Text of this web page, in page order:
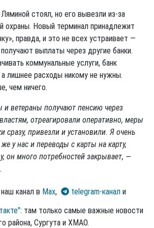
стоял, но его вывезли из-за
охраны. Новый терминал принадлежит
правда, и это не всех устраивает —
выплаты через другие банки.
коммунальные услуги, банк
лишнее расходы никому не нужны.
чем ничего.
ветераны получают пенсию через
отреагировали оперативно, меры
сразу, привезли и установили. Я очень
у нас и переводы с карты на карту,
он много потребностей закрывает, —
.
канал в Max, telegram-канал и
: там только самые важные новости
района, Сургута и ХМАО.